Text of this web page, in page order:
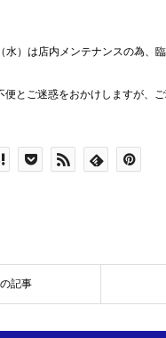
水）は店内メンテナンスの為、
便とご迷惑をおかけしますが、